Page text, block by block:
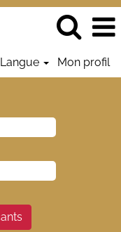
Langue Mon profil